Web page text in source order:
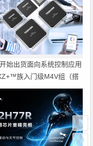
始出货面向系统控制应用
族入门级M4V组（搭
Cortex‑M4内核的标准微
）工程样品